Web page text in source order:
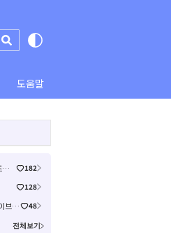
도움말
[네이버페이] 일일적립, 클릭 43원, 퀴즈미션, 라이브예고 17원 (26) 182
128
[네이버] 네이버페이 적립 44원/쇼핑라이브/12원 종합 차트 (26.8.6) (원 10 원 / 배송비 0)
48
전체보기